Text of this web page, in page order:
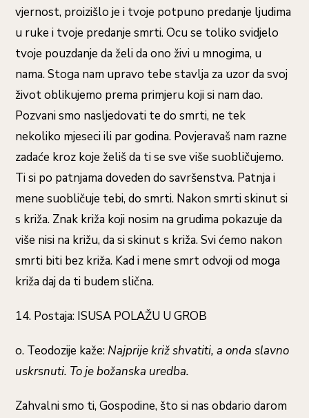
vjernost, proizišlo je i tvoje potpuno predanje ljudima
u ruke i tvoje predanje smrti. Ocu se toliko svidjelo
tvoje pouzdanje da želi da ono živi u mnogima, u
nama. Stoga nam upravo tebe stavlja za uzor da svoj
život oblikujemo prema primjeru koji si nam dao.
Pozvani smo nasljedovati te do smrti, ne tek
nekoliko mjeseci ili par godina. Povjeravaš nam razne
zadaće kroz koje želiš da ti se sve više suobličujemo.
Ti si po patnjama doveden do savršenstva. Patnja i
mene suobličuje tebi, do smrti. Nakon smrti skinut si
s križa. Znak križa koji nosim na grudima pokazuje da
više nisi na križu, da si skinut s križa. Svi ćemo nakon
smrti biti bez križa. Kad i mene smrt odvoji od moga
križa daj da ti budem slična.
14. Postaja: ISUSA POLAŽU U GROB
o. Teodozije kaže:Najprije križ shvatiti, a onda slavno
uskrsnuti. To je božanska uredba.
Zahvalni smo ti, Gospodine, što si nas obdario darom